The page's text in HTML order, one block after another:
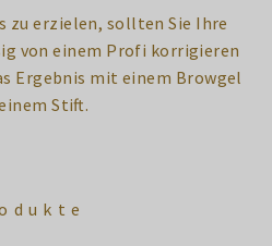
zu erzielen, sollten Sie Ihre
von einem Profi korrigieren
Ergebnis mit einem Browgel
Stift.